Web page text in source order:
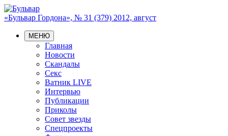
«Бульвар Гордона», № 31 (379) 2012, август
МЕНЮ
Главная
Новости
Скандалы
Секс
Ватник LIVE
Интервью
Публикации
Приколы
Совет звезды
Спецпроекты